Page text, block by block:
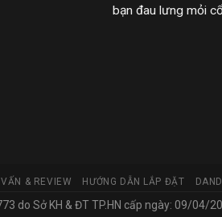
bạn đau lưng mỏi
& REVIEW HƯỚNG DẪN LẮP ĐẶT
do Sở KH & ĐT TP.HN cấp ngày: 09/04/